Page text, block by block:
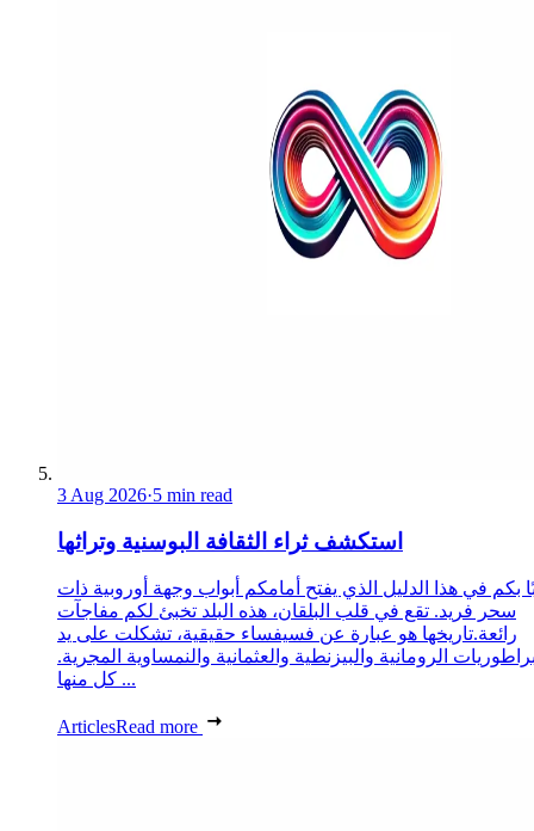
3 Aug 2026·5 min read
استكشف ثراء الثقافة البوسنية وتراثها
بكم في هذا الدليل الذي يفتح أمامكم أبواب وجهة أوروبية ذات
سحر فريد. تقع في قلب البلقان، هذه البلد تخبئ لكم مفاجآت
رائعة.تاريخها هو عبارة عن فسيفساء حقيقية، تشكلت على يد
الرومانية والبيزنطية والعثمانية والنمساوية المجرية.
كل منها ...
ArticlesRead more